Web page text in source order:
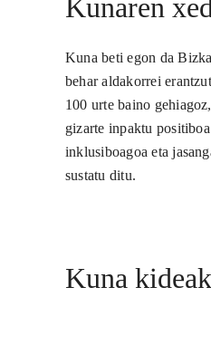
Kunaren
Kuna beti egon da
behar aldakorrei
100 urte baino
gizarte inpaktu
inklusiboagoa eta
sustatu ditu.
Kuna kideak